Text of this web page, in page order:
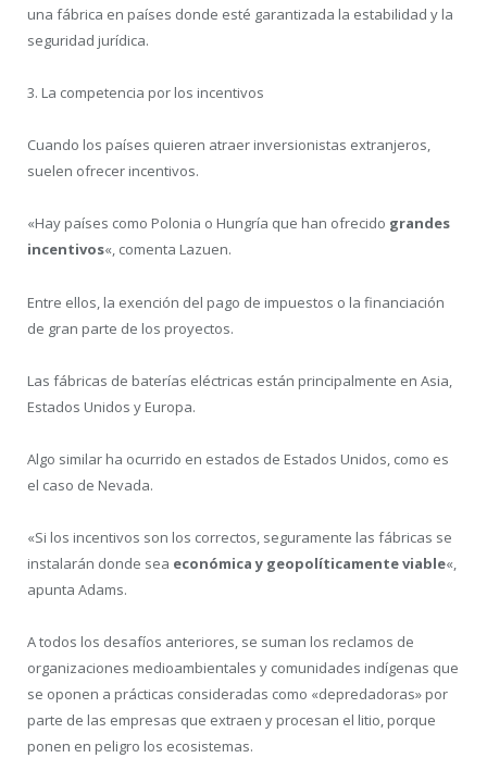
una fábrica en países donde esté garantizada la estabilidad y la
seguridad jurídica.
3. La competencia por los incentivos
Cuando los países quieren atraer inversionistas extranjeros,
suelen ofrecer incentivos.
«Hay países como Polonia o Hungría que han ofrecido grandes
incentivos«, comenta Lazuen.
Entre ellos, la exención del pago de impuestos o la financiación
de gran parte de los proyectos.
Las fábricas de baterías eléctricas están principalmente en Asia,
Estados Unidos y Europa.
Algo similar ha ocurrido en estados de Estados Unidos, como es
el caso de Nevada.
«Si los incentivos son los correctos, seguramente las fábricas se
instalarán donde sea económica y geopolíticamente viable«,
apunta Adams.
A todos los desafíos anteriores, se suman los reclamos de
organizaciones medioambientales y comunidades indígenas que
se oponen a prácticas consideradas como «depredadoras» por
parte de las empresas que extraen y procesan el litio, porque
ponen en peligro los ecosistemas.